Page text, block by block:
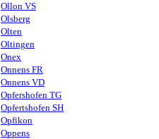
Ollon VS
Olsberg
Olten
Oltingen
Onex
Onnens FR
Onnens VD
Opfershofen TG
Opfertshofen SH
Opfikon
Oppens